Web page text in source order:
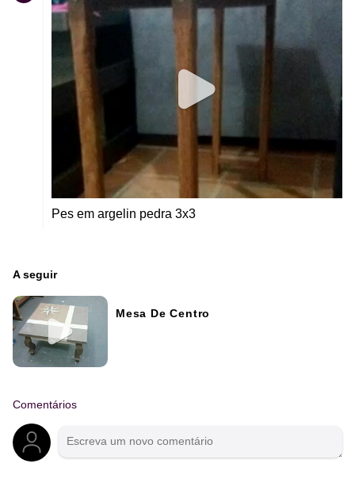
Pes em argelin pedra 3x3
A seguir
Mesa De Centro
Comentários